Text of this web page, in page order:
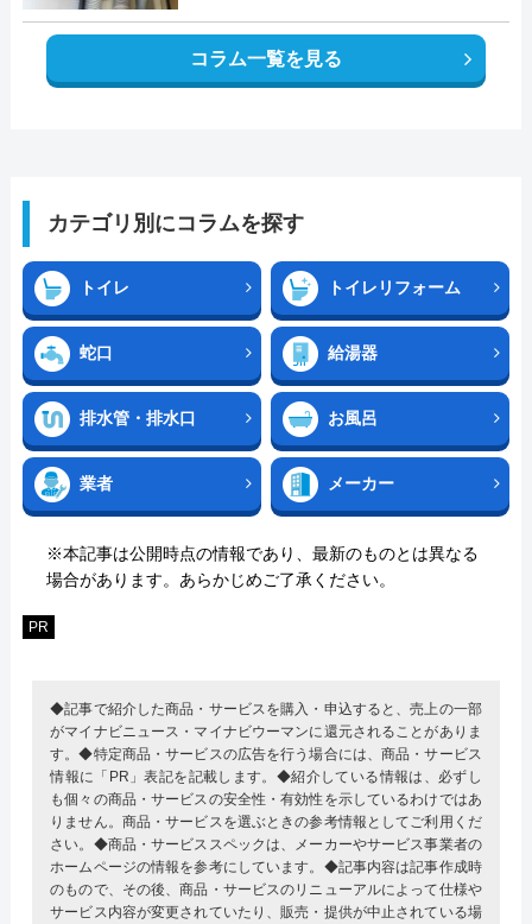
コラム一覧を見る
カテゴリ別にコラムを探す
トイレ トイレリフォーム
蛇口 給湯器
排水管・排水口 お風呂
業者 メーカー
※本記事は公開時点の情報であり、最新のものとは異なる
場合があります。あらかじめご了承ください。
PR
◆記事で紹介した商品・サービスを購入・申込すると、売上の一部
がマイナビニュース・マイナビウーマンに還元されることがありま
す。◆特定商品・サービスの広告を行う場合には、商品・サービス
情報に「PR」表記を記載します。◆紹介している情報は、必ずし
も個々の商品・サービスの安全性・有効性を示しているわけではあ
りません。商品・サービスを選ぶときの参考情報としてご利用くだ
さい。◆商品・サービススペックは、メーカーやサービス事業者の
ホームページの情報を参考にしています。◆記事内容は記事作成時
のもので、その後、商品・サービスのリニューアルによって仕様や
サービス内容が変更されていたり、販売・提供が中止されている場